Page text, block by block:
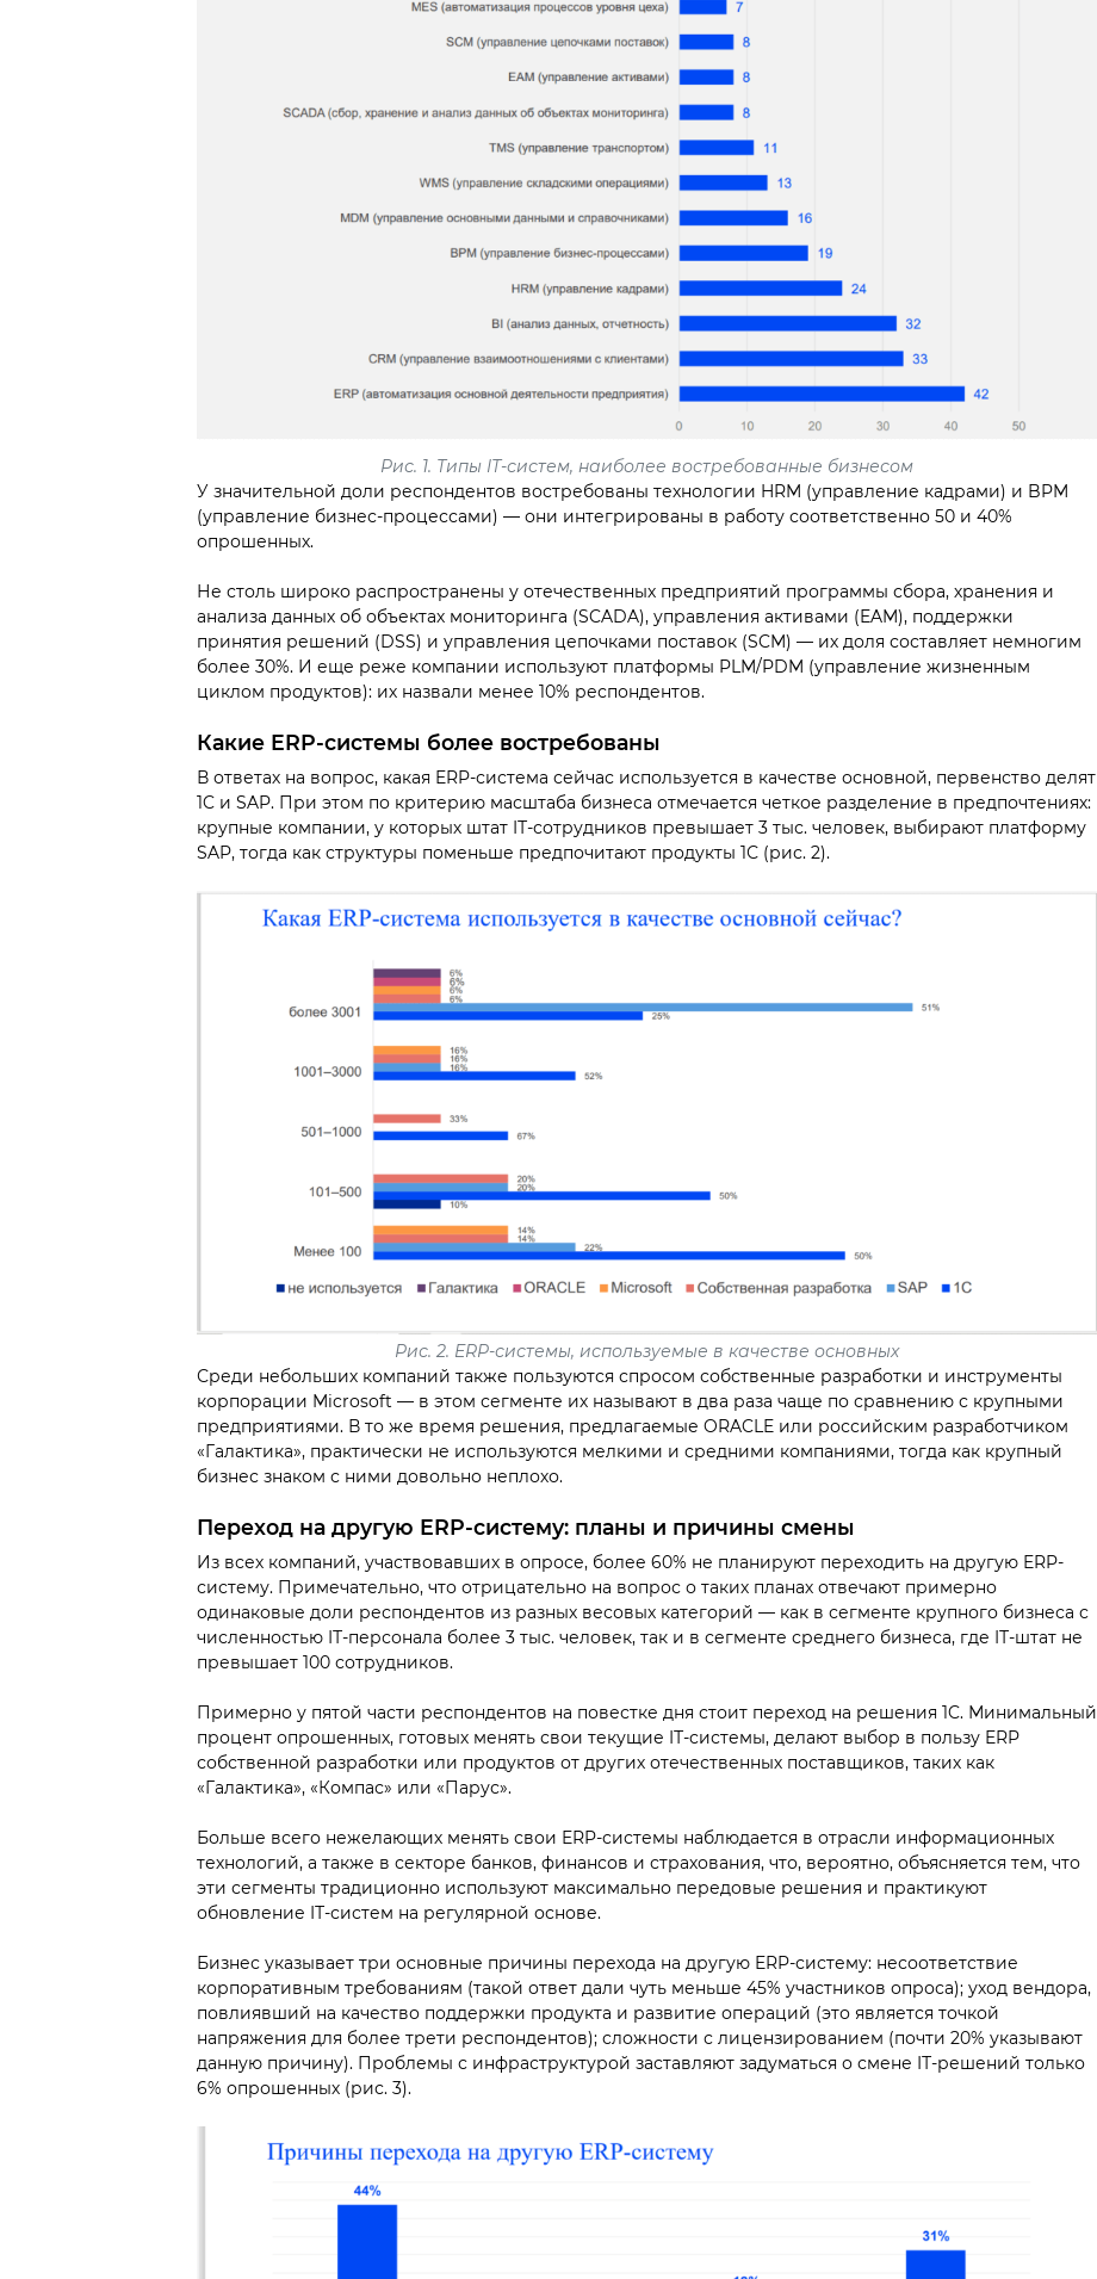
Рис. 1. Типы IТ-систем, наиболее востребованные бизнесом
У значительной доли респондентов востребованы технологии HRM (управление кадрами) и BPM
(управление бизнес-процессами) — они интегрированы в работу соответственно 50 и 40%
опрошенных.
Не столь широко распространены у отечественных предприятий программы сбора, хранения и
анализа данных об объектах мониторинга (SCADA), управления активами (EAM), поддержки
принятия решений (DSS) и управления цепочками поставок (SCM) — их доля составляет немногим
более 30%. И еще реже компании используют платформы PLM/PDM (управление жизненным
циклом продуктов): их назвали менее 10% респондентов.
Какие ERP-системы более востребованы
В ответах на вопрос, какая ERP-система сейчас используется в качестве основной, первенство делят
1C и SAP. При этом по критерию масштаба бизнеса отмечается четкое разделение в предпочтениях:
крупные компании, у которых штат IТ-сотрудников превышает 3 тыс. человек, выбирают платформу
SAP, тогда как структуры поменьше предпочитают продукты 1С (рис. 2).
Рис. 2. ERP-системы, используемые в качестве основных
Среди небольших компаний также пользуются спросом собственные разработки и инструменты
корпорации Microsoft — в этом сегменте их называют в два раза чаще по сравнению с крупными
предприятиями. В то же время решения, предлагаемые ORACLE или российским разработчиком
«Галактика», практически не используются мелкими и средними компаниями, тогда как крупный
бизнес знаком с ними довольно неплохо.
Переход на другую ERP-систему: планы и причины смены
Из всех компаний, участвовавших в опросе, более 60% не планируют переходить на другую ERP-
систему. Примечательно, что отрицательно на вопрос о таких планах отвечают примерно
одинаковые доли респондентов из разных весовых категорий — как в сегменте крупного бизнеса с
численностью IТ-персонала более 3 тыс. человек, так и в сегменте среднего бизнеса, где IТ-штат не
превышает 100 сотрудников.
Примерно у пятой части респондентов на повестке дня стоит переход на решения 1C. Минимальный
процент опрошенных, готовых менять свои текущие IТ-системы, делают выбор в пользу ERP
собственной разработки или продуктов от других отечественных поставщиков, таких как
«Галактика», «Компас» или «Парус».
Больше всего нежелающих менять свои ERP-системы наблюдается в отрасли информационных
технологий, а также в секторе банков, финансов и страхования, что, вероятно, объясняется тем, что
эти сегменты традиционно используют максимально передовые решения и практикуют
обновление IТ-систем на регулярной основе.
Бизнес указывает три основные причины перехода на другую ERP-систему: несоответствие
корпоративным требованиям (такой ответ дали чуть меньше 45% участников опроса); уход вендора,
повлиявший на качество поддержки продукта и развитие операций (это является точкой
напряжения для более трети респондентов); сложности с лицензированием (почти 20% указывают
данную причину). Проблемы с инфраструктурой заставляют задуматься о смене IТ-решений только
6% опрошенных (рис. 3).